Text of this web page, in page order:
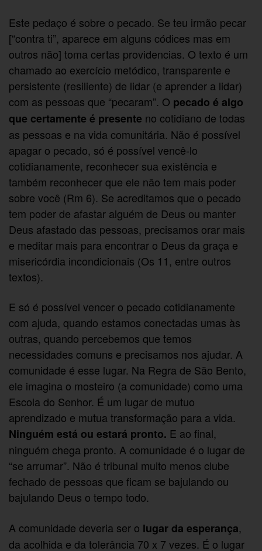
Este pedaço é sobre o pecado. Se teu irmão pecar
[“contra ti”, aparece em alguns códices mas em
outros não] toma certas providencias. O texto é um
chamado ao exercício metódico, transparente e
persistente (resiliente) de lidar (e aprender a lidar)
com as pessoas que “pecaram”. O pecado é algo
que certamente é presente no cotidiano de todas
as pessoas e na vida comunitária. Não é possível
apagar o pecado, só é possível vencê-lo
cotidianamente, reconhecer sua existência e
também reconhecer que ele não tem mais poder
sobre você (Rm 6). Se acreditamos que o pecado
tem poder de afastar alguém de Deus ou manter
Deus afastado das pessoas, precisamos orar mais
e meditar mais para encontrar o Deus da graça e
misericórdia incondicionais (Os 11, entre outros
textos).
E só é possível vencer o pecado cotidianamente
com ajuda, quando estamos conectadas umas às
outras, quando percebemos que temos
necessidades comuns e precisamos nos ajudar. A
comunidade é esse lugar. Na Regra de São Bento,
ele imagina o mosteiro (a comunidade) como uma
Escola do Senhor. É um lugar de mutuo
aprendizado e mutua transformação para a vida.
Ninguém está ou estará pronto. E ao final,
ninguém chega pronto. A comunidade é o lugar de
“se arrumar”. Não é tribunal muito menos clube
fechado de pessoas que ficam se bajulando ou
bajulando Deus o tempo todo.
A comunidade deveria ser o lugar da esperança,
da acolhida e da tolerância 70 x 7 vezes. É o lugar